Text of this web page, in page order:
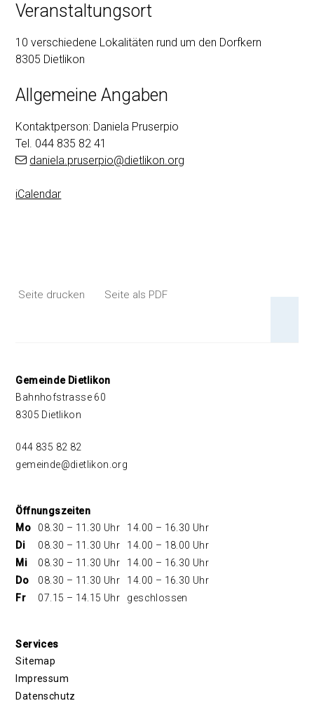
Veranstaltungsort
10 verschiedene Lokalitäten rund um den Dorfkern
8305 Dietlikon
Allgemeine Angaben
Kontaktperson: Daniela Pruserpio
Tel. 044 835 82 41
daniela.pruserpio@dietlikon.org
iCalendar
Seite drucken Seite als PDF
Footer
Gemeinde Dietlikon
Bahnhofstrasse 60
8305 Dietlikon
044 835 82 82
gemeinde@dietlikon.org
Öffnungszeiten
Mo
08.30 – 11.30 Uhr
14.00 – 16.30 Uhr
Di
08.30 – 11.30 Uhr
14.00 – 18.00 Uhr
Mi
08.30 – 11.30 Uhr
14.00 – 16.30 Uhr
Do
08.30 – 11.30 Uhr
14.00 – 16.30 Uhr
Fr
07.15 – 14.15 Uhr geschlossen
Services
Sitemap
Impressum
Datenschutz